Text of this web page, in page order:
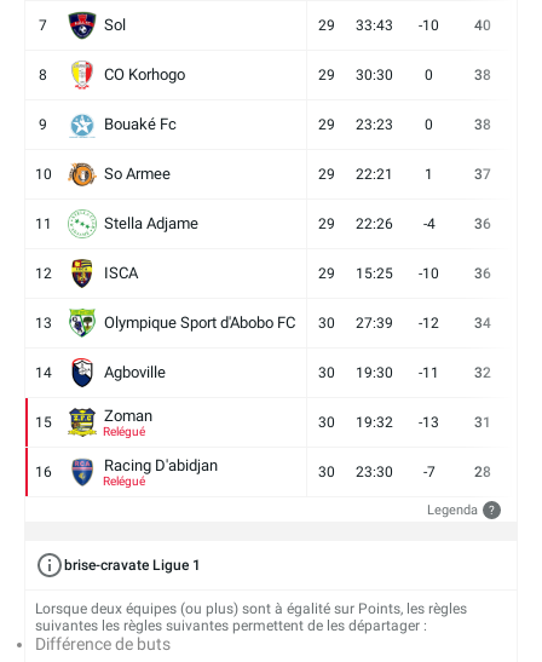
7 Sol 29 33:43 -10 40
8 CO Korhogo 29 30:30 0 38
9 Bouaké Fc 29 23:23 0 38
10 So Armee 29 22:21 1 37
11 Stella Adjame 29 22:26 -4 36
12 ISCA 29 15:25 -10 36
13 Olympique Sport d'Abobo FC 30 27:39 -12 34
14 Agboville 30 19:30 -11 32
15 Zoman
Relégué
30 19:32 -13 31
16 Racing D'abidjan
Relégué
30 23:30 -7 28
Legenda ?
brise-cravate Ligue 1
Lorsque deux équipes (ou plus) sont à égalité sur Points, les règles
suivantes les règles suivantes permettent de les départager :
Différence de buts